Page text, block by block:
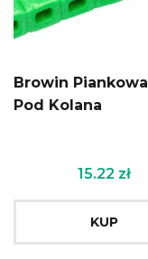
Browin
Pod Kolana
15.22 zł
KUP